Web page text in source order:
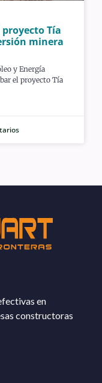
Tía
minera
y Energía
el proyecto Tía
en
constructoras